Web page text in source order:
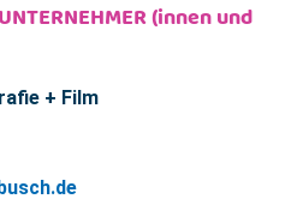
(innen und
+ Film